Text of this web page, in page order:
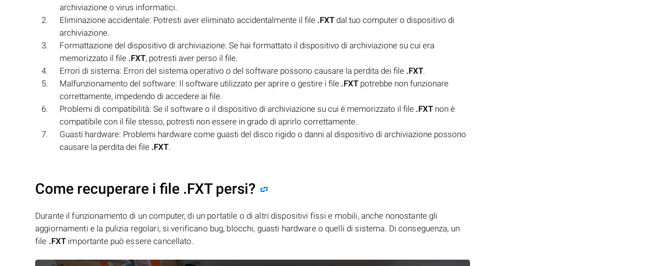
archiviazione o virus informatici.
Eliminazione accidentale: Potresti aver eliminato accidentalmente il file .FXT dal tuo computer o dispositivo di
archiviazione.
Formattazione del dispositivo di archiviazione: Se hai formattato il dispositivo di archiviazione su cui era
memorizzato il file .FXT, potresti aver perso il file.
Errori di sistema: Errori del sistema operativo o del software possono causare la perdita dei file .FXT.
Malfunzionamento del software: Il software utilizzato per aprire o gestire i file .FXT potrebbe non funzionare
correttamente, impedendo di accedere ai file.
Problemi di compatibilità: Se il software o il dispositivo di archiviazione su cui è memorizzato il file .FXT non è
compatibile con il file stesso, potresti non essere in grado di aprirlo correttamente.
Guasti hardware: Problemi hardware come guasti del disco rigido o danni al dispositivo di archiviazione possono
causare la perdita dei file .FXT.
Come recuperare i file .FXT persi?
Durante il funzionamento di un computer, di un portatile o di altri dispositivi fissi e mobili, anche nonostante gli
aggiornamenti e la pulizia regolari, si verificano bug, blocchi, guasti hardware o quelli di sistema. Di conseguenza, un
file .FXT importante può essere cancellato.